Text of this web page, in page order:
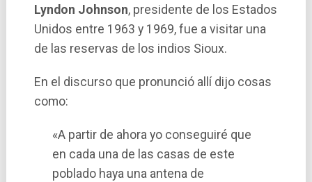
Lyndon Johnson, presidente de los Estados
Unidos entre 1963 y 1969, fue a visitar una
de las reservas de los indios Sioux.
En el discurso que pronunció allí­ dijo cosas
como:
«A partir de ahora yo conseguiré que
en cada una de las casas de este
poblado haya una antena de